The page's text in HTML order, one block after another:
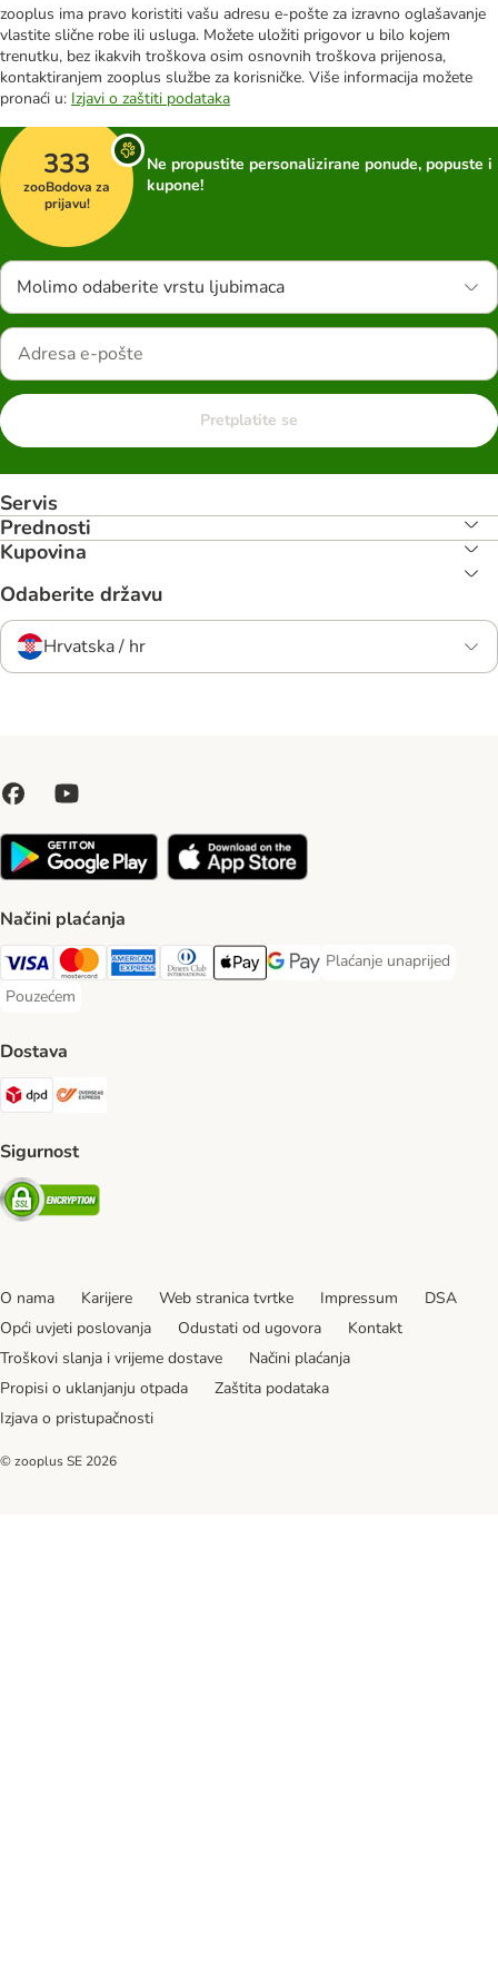
zooplus ima pravo koristiti vašu adresu e-pošte za izravno oglašavanje
vlastite slične robe ili usluga. Možete uložiti prigovor u bilo kojem
trenutku, bez ikakvih troškova osim osnovnih troškova prijenosa,
kontaktiranjem zooplus službe za korisničke. Više informacija možete
pronaći u: Izjavi o zaštiti podataka
333
zooBodova za
prijavu!
Ne propustite personalizirane ponude, popuste i
kupone!
Molimo odaberite vrstu ljubimaca
Pretplatite se
Servis
Prednosti
Kupovina
Odaberite državu
Hrvatska / hr
Načini plaćanja
Visa Payment Method
MasterCard Payment Method
American Express Payment Method
Diners Club Payment Method
Payment MethodGoogle pay Payment Method
Plaćanje unaprijed
Plaćanje unaprijed
Pouzećem
Pouzećem Payment Method
Dostava
DPD Shipping Method
Sigurnost
Security
O nama Karijere Web stranica tvrtke Impressum
DSA
Opći uvjeti poslovanja
Odustati od ugovora
Kontakt
Troškovi slanja i vrijeme dostave
Načini plaćanja
Propisi o uklanjanju otpada
Zaštita podataka
Izjava o pristupačnosti
© zooplus SE 2026